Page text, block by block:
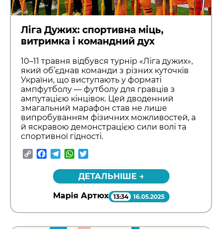
Ліга Дужих: спортивна міць,
витримка і командний дух
10–11 травня відбувся турнір «Ліга дужих»,
який об’єднав команди з різних куточків
України, що виступають у форматі
ампфутболу — футболу для гравців з
ампутацією кінцівок. Цей дводенний
змагальний марафон став не лише
випробуванням фізичних можливостей, а
й яскравою демонстрацією сили волі та
спортивної гідності.
CopyFacebook
TelegramWhatsApp
ДЕТАЛЬНІШЕ →
Марія Артюх 13:34 16.05.2025